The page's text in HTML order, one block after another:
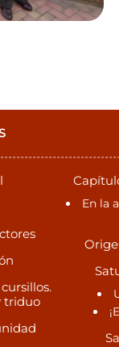
triduo
En la